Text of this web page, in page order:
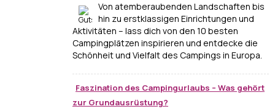
Von atemberaubenden Landschaften bis
hin zu erstklassigen Einrichtungen und
Aktivitäten – lass dich von den 10 besten
Campingplätzen inspirieren und entdecke die
Schönheit und Vielfalt des Campings in Europa.
Faszination des Campingurlaubs – Was gehört
zur Grundausrüstung?